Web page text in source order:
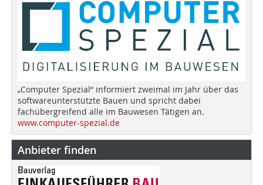
„Computer Spezial“ informiert zweimal im Jahr über das
softwareunterstützte Bauen und spricht dabei
fachübergreifend alle im Bauwesen Tätigen an.
www.computer-spezial.de
Anbieter finden